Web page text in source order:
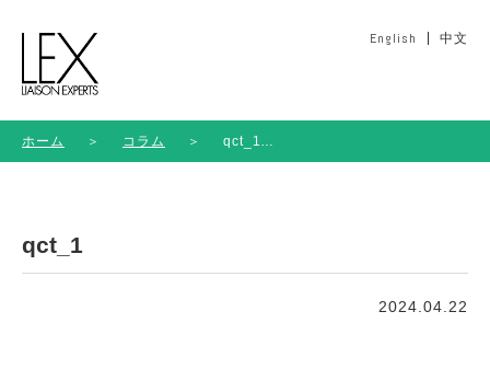
English 中文
ホーム ＞ コラム ＞ qct_1
qct_1
2024.04.22